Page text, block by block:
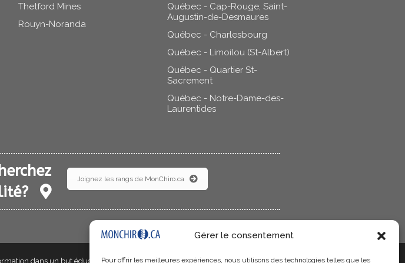
Gérer le consentement
Pour offrir les meilleures expériences, nous utilisons des technologies telles que les
Thetford Mines
Rouyn-Noranda
Québec - Cap-Rouge, Saint-
Augustin-de-Desmaures
Québec - Charlesbourg
Québec - Limoilou (St-Albert)
Québec - Quartier St-
Sacrement
Québec - Notre-Dame-des-
Laurentides
Joignez les rangs de MonChiro.ca
dans un but éducatif seulement. Elles ne doivent pas être utilisées dans le